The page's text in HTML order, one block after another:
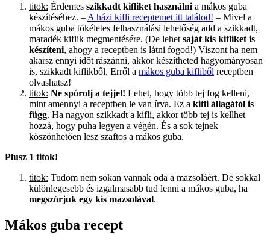
titok: Érdemes szikkadt kifliket használni a mákos guba
készítéséhez. – A házi kifli receptemet itt találod! – Mivel a
mákos guba tökéletes felhasználási lehetőség add a szikkadt,
maradék kiflik megmentésére. (De lehet saját kis kifliket is
készíteni, ahogy a receptben is látni fogod!) Viszont ha nem
akarsz ennyi időt rászánni, akkor készítheted hagyományosan
is, szikkadt kiflikből. Erről a mákos guba kifliből receptben
olvashatsz!
titok: Ne spórolj a tejjel! Lehet, hogy több tej fog kelleni,
mint amennyi a receptben le van írva. Ez a kifli állagától is
függ. Ha nagyon szikkadt a kifli, akkor több tej is kellhet
hozzá, hogy puha legyen a végén. És a sok tejnek
köszönhetően lesz szaftos a mákos guba.
Plusz 1 titok!
titok: Tudom nem sokan vannak oda a mazsoláért. De sokkal
különlegesebb és izgalmasabb tud lenni a mákos guba, ha
megszórjuk egy kis mazsolával.
Mákos guba recept